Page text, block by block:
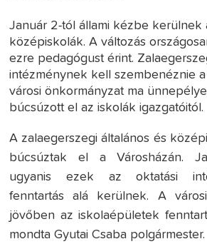
Január 2-tól állami kézbe kerülnek
középiskolák. A változás
ezre pedagógust érint.
intézménynek kell szembenéznie
városi önkormányzat ma
búcsúzott el az iskolák igazgatóitól.
A zalaegerszegi általános és
búcsúztak el a Városházán.
ugyanis ezek az oktatási
fenntartás alá kerülnek. A
jövőben az iskolaépületek
mondta Gyutai Csaba polgármester.